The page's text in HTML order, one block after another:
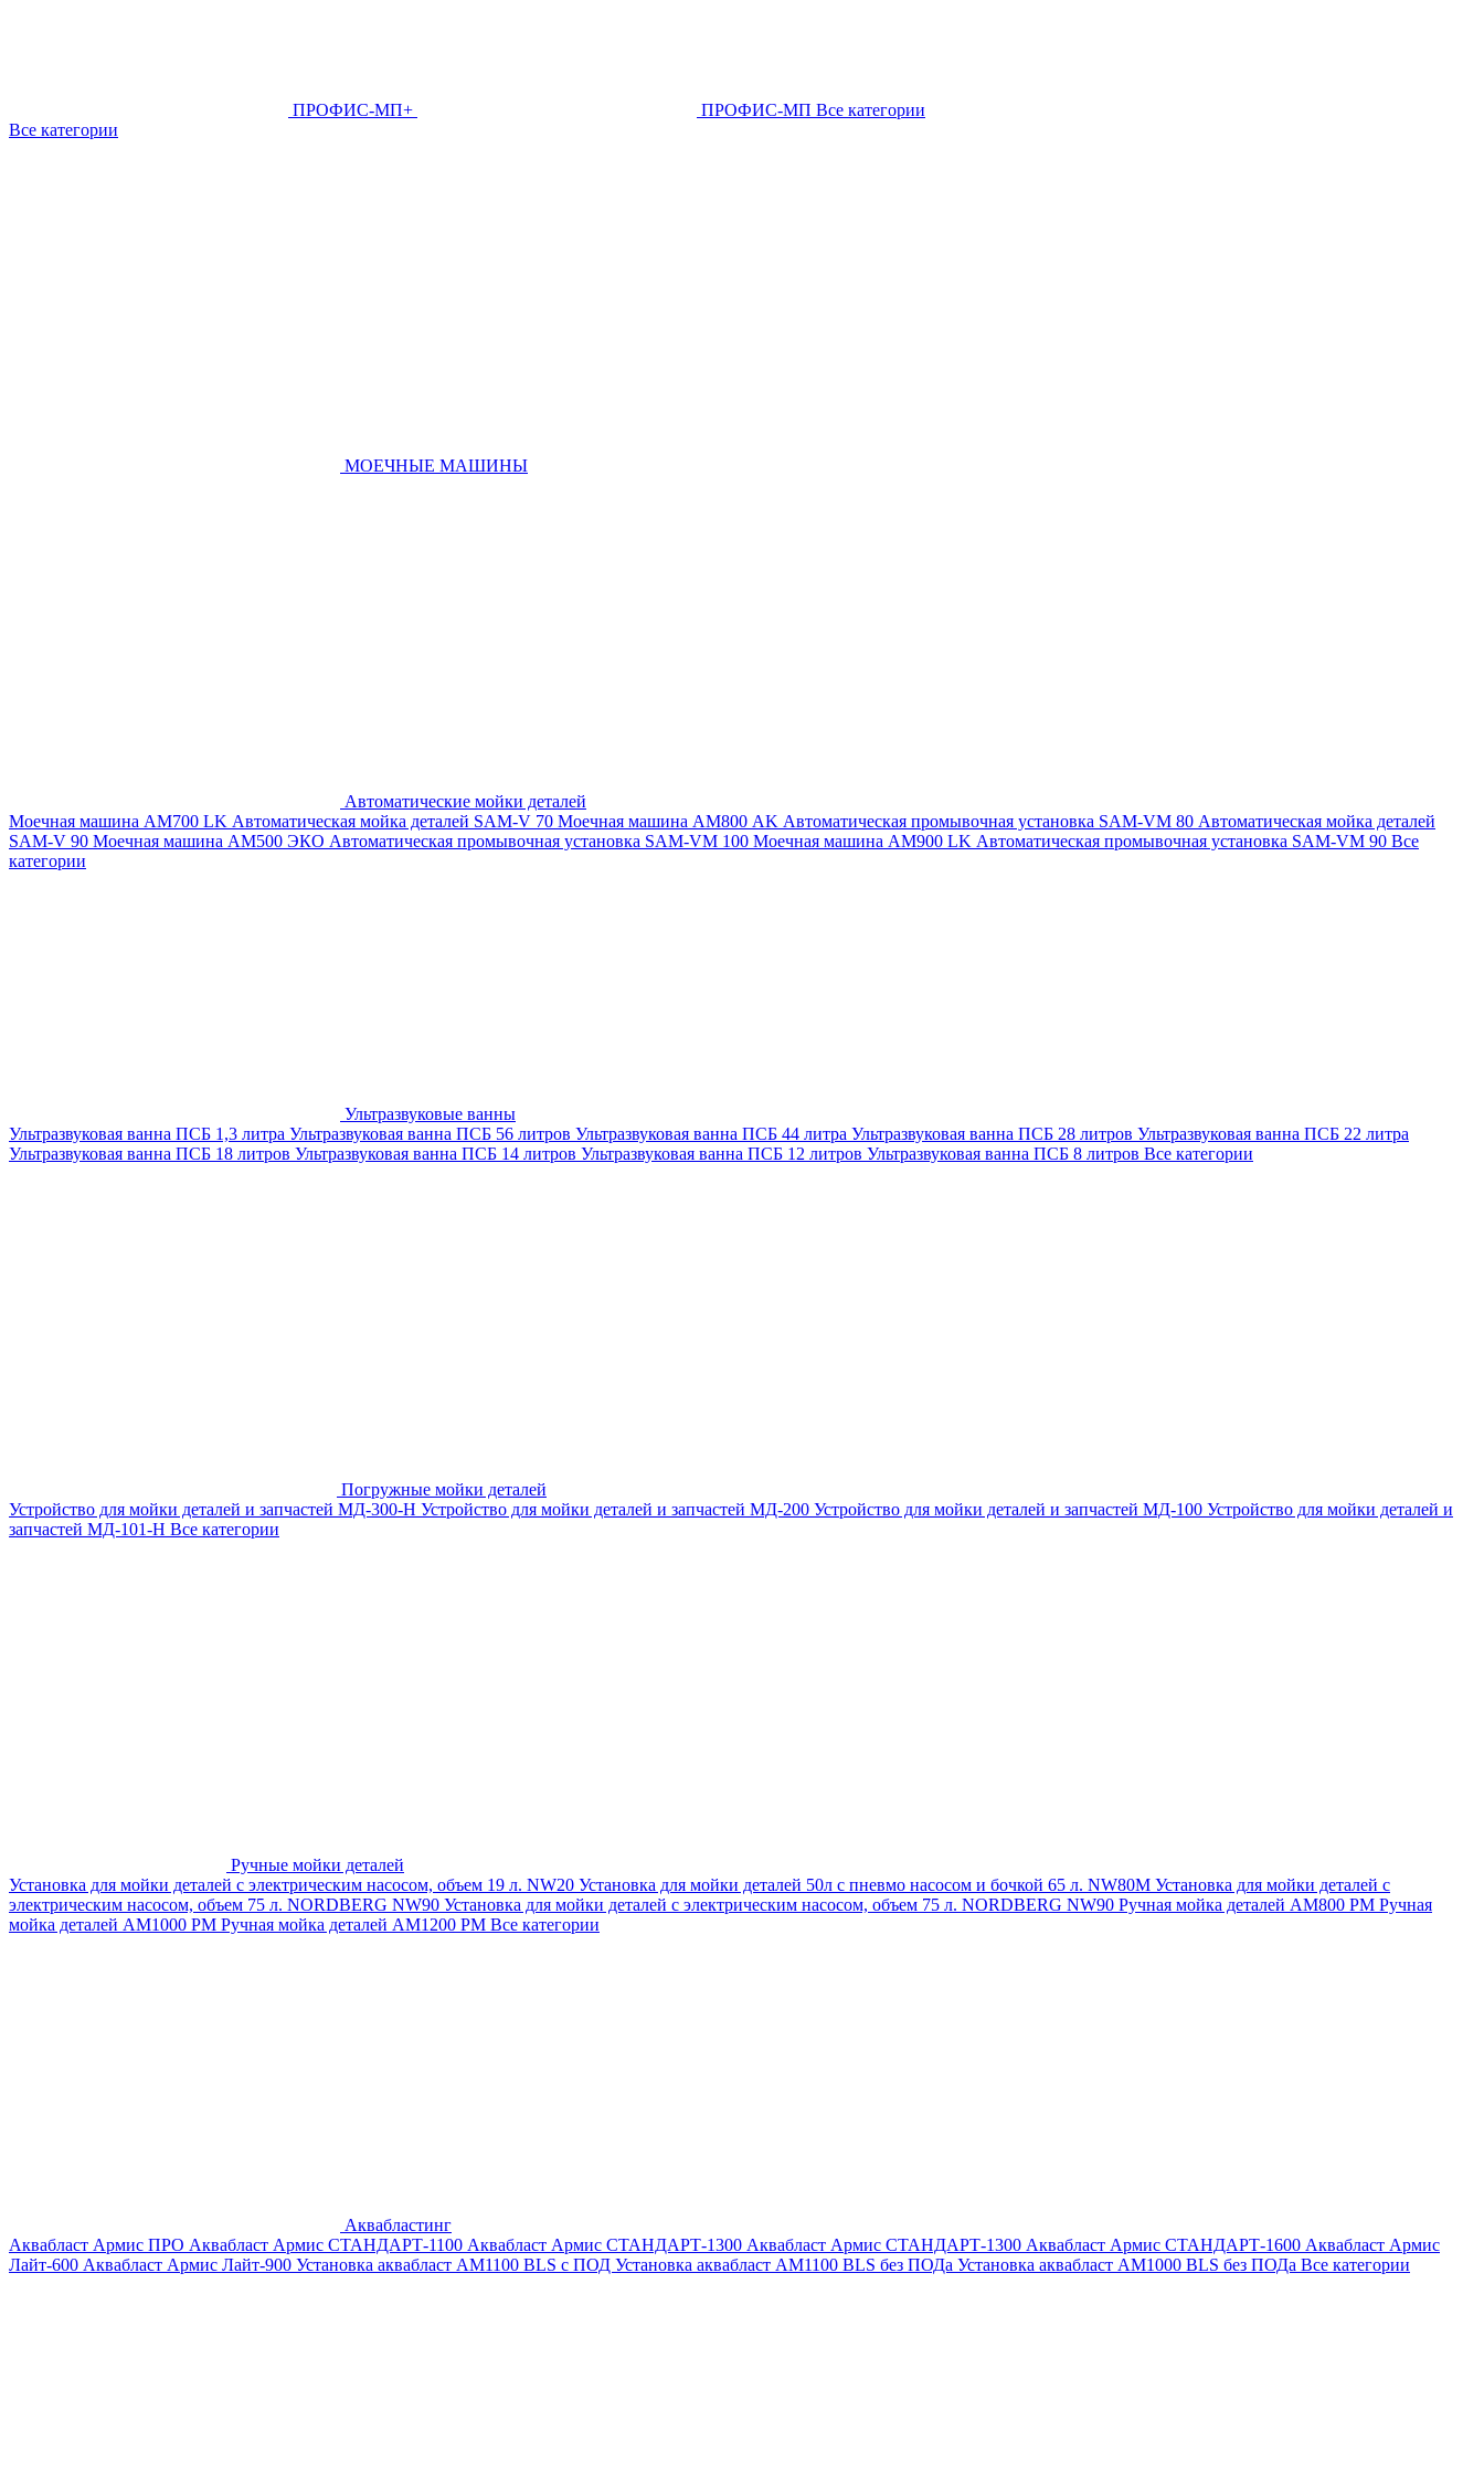
ПРОФИС-МП+ ПРОФИС-МП Все категории
Все категории
МОЕЧНЫЕ МАШИНЫ
Автоматические мойки деталей
Моечная машина AM700 LK Автоматическая мойка деталей SAM-V 70 Моечная машина АМ800 AK Автоматическая промывочная установка SAM-VM 80 Автоматическая мойка деталей
SAM-V 90 Моечная машина АМ500 ЭКО Автоматическая промывочная установка SAM-VM 100 Моечная машина AM900 LK Автоматическая промывочная установка SAM-VM 90 Все
категории
Ультразвуковые ванны
Ультразвуковая ванна ПСБ 1,3 литра Ультразвуковая ванна ПСБ 56 литров Ультразвуковая ванна ПСБ 44 литра Ультразвуковая ванна ПСБ 28 литров Ультразвуковая ванна ПСБ 22 литра
Ультразвуковая ванна ПСБ 18 литров Ультразвуковая ванна ПСБ 14 литров Ультразвуковая ванна ПСБ 12 литров Ультразвуковая ванна ПСБ 8 литров Все категории
Погружные мойки деталей
Устройство для мойки деталей и запчастей МД-300-H Устройство для мойки деталей и запчастей МД-200 Устройство для мойки деталей и запчастей МД-100 Устройство для мойки деталей и
запчастей МД-101-Н Все категории
Ручные мойки деталей
Установка для мойки деталей с электрическим насосом, объем 19 л. NW20 Установка для мойки деталей 50л с пневмо насосом и бочкой 65 л. NW80M Установка для мойки деталей с
электрическим насосом, объем 75 л. NORDBERG NW90 Установка для мойки деталей с электрическим насосом, объем 75 л. NORDBERG NW90 Ручная мойка деталей АМ800 РМ Ручная
мойка деталей АМ1000 РМ Ручная мойка деталей АМ1200 РМ Все категории
Аквабластинг
Аквабласт Армис ПРО Аквабласт Армис СТАНДАРТ-1100 Аквабласт Армис СТАНДАРТ-1300 Аквабласт Армис СТАНДАРТ-1300 Аквабласт Армис СТАНДАРТ-1600 Аквабласт Армис
Лайт-600 Аквабласт Армис Лайт-900 Установка аквабласт AM1100 BLS с ПОД Установка аквабласт AM1100 BLS без ПОДа Установка аквабласт AM1000 BLS без ПОДа Все категории